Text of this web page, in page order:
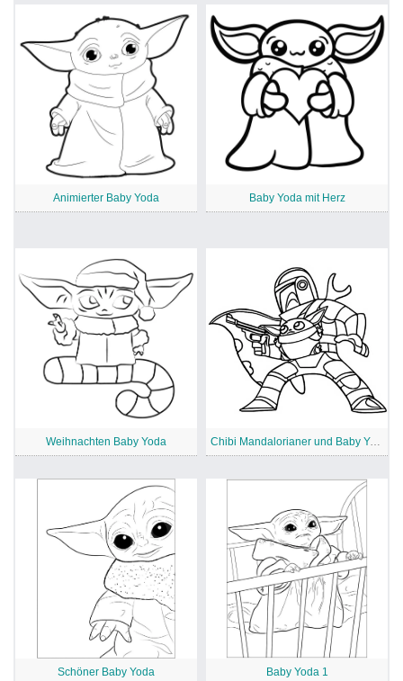
Animierter Baby Yoda Baby Yoda mit Herz
Weihnachten Baby Yoda Chibi Mandalorianer und Baby Yoda
Schöner Baby Yoda Baby Yoda 1